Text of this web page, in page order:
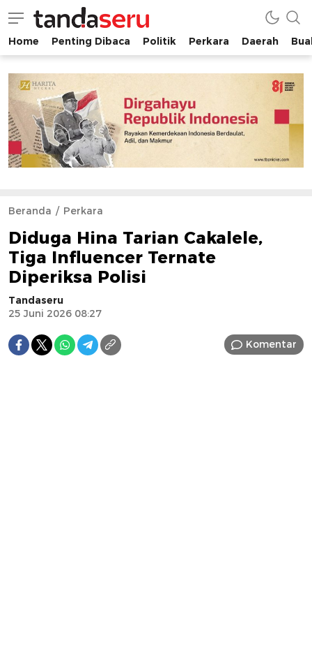
tandaseru.com | Penting Dibaca
tandaseru.com
Home Penting Dibaca Politik Perkara Daerah
Beranda Perkara
Diduga Hina Tarian Cakalele,
Tiga Influencer Ternate
Diperiksa Polisi
Tandaseru
25 Juni 2026 08:27
Komentar